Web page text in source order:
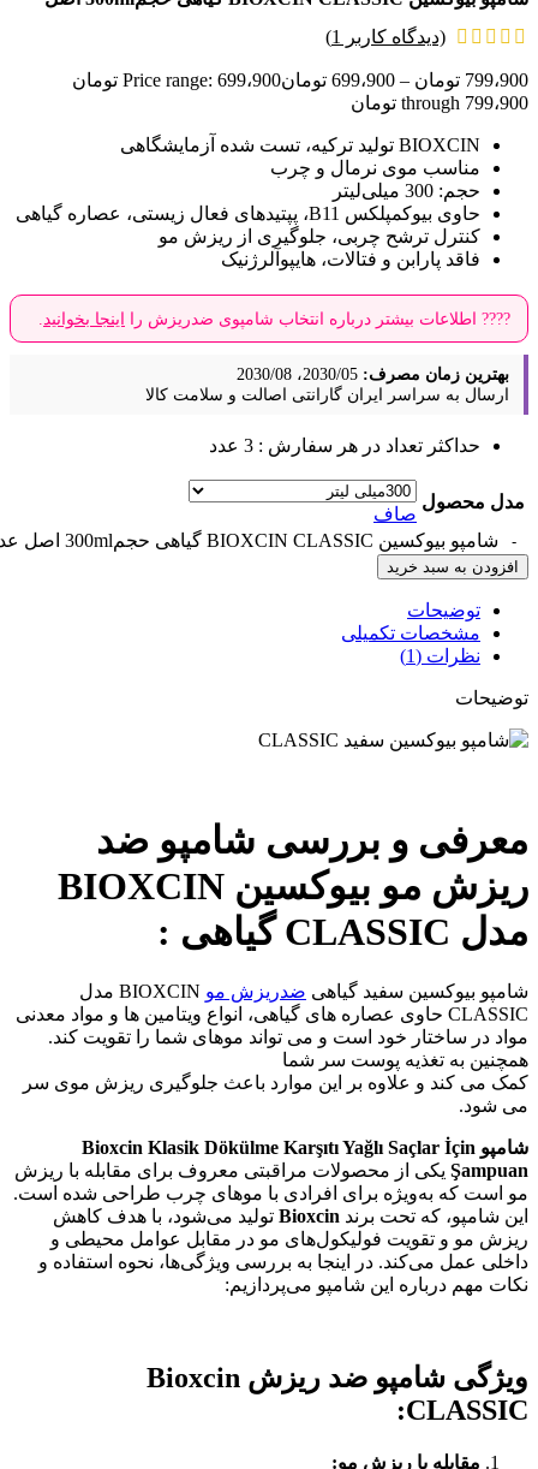
(دیدگاه کاربر
1
)
799،900 تومان – 699،900 تومان
Price range: 699،900 تومان
through 799،900 تومان
BIOXCIN تولید ترکیه، تست شده آزمایشگاهی
مناسب موی نرمال و چرب
حجم: 300 میلی‌لیتر
حاوی بیوکمپلکس B11، پپتیدهای فعال زیستی، عصاره گیاهی
کنترل ترشح چربی، جلوگیری از ریزش مو
فاقد پارابن و فتالات، هایپوآلرژنیک
???? اطلاعات بیشتر درباره انتخاب شامپوی ضدریزش را اینجا بخوانید
بهترین زمان مصرف:
ارسال به سراسر ایران گارانتی اصالت و سلامت کالا
حداکثر تعداد در هر سفارش : 3 عدد
مدل محصول
صاف
شامپو بیوکسین BIOXCIN CLASSIC گیاهی حجم300ml اصل عدد
افزودن به سبد خرید
توضیحات
مشخصات تکمیلی
نظرات (1)
توضیحات
معرفی و بررسی شامپو ضد
ریزش مو بیوکسین BIOXCIN
مدل CLASSIC گیاهی :
شامپو بیوکسین سفید گیاهی ضدریزش مو
BIOXCIN مدل
CLASSIC حاوی عصاره های گیاهی، انواع ویتامین ها و مواد معدنی
مواد در ساختار خود است و می تواند موهای شما را تقویت کند.
همچنین به تغذیه پوست سر شما
کمک می کند و علاوه بر این موارد باعث جلوگیری ریزش موی سر
می شود.
شامپو Bioxcin Klasik Dökülme Karşıtı Yağlı Saçlar İçin
Şampuan یکی از محصولات مراقبتی معروف برای مقابله با ریزش
مو است که به‌ویژه برای افرادی با موهای چرب طراحی شده است.
این شامپو، که تحت برند Bioxcin تولید می‌شود، با هدف کاهش
ریزش مو و تقویت فولیکول‌های مو در مقابل عوامل محیطی و
داخلی عمل می‌کند. در اینجا به بررسی ویژگی‌ها، نحوه استفاده و
نکات مهم درباره این شامپو می‌پردازیم:
ویژگی‌ شامپو ضد ریزش Bioxcin
CLASSIC:
مقابله با ریزش مو: